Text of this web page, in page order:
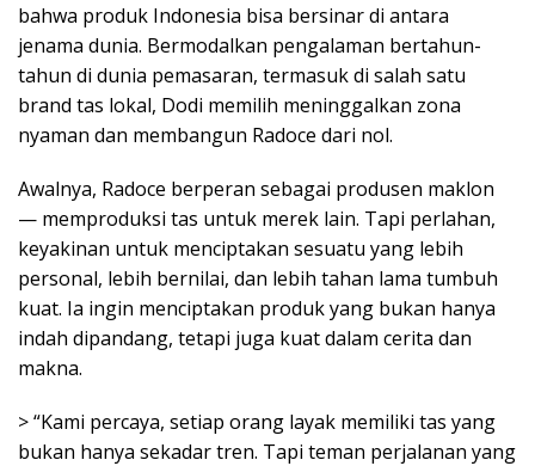
bahwa produk Indonesia bisa bersinar di antara
jenama dunia. Bermodalkan pengalaman bertahun-
tahun di dunia pemasaran, termasuk di salah satu
brand tas lokal, Dodi memilih meninggalkan zona
nyaman dan membangun Radoce dari nol.
Awalnya, Radoce berperan sebagai produsen maklon
— memproduksi tas untuk merek lain. Tapi perlahan,
keyakinan untuk menciptakan sesuatu yang lebih
personal, lebih bernilai, dan lebih tahan lama tumbuh
kuat. Ia ingin menciptakan produk yang bukan hanya
indah dipandang, tetapi juga kuat dalam cerita dan
makna.
> “Kami percaya, setiap orang layak memiliki tas yang
bukan hanya sekadar tren. Tapi teman perjalanan yang